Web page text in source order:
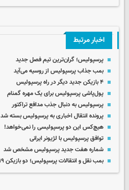
اخبار مرتبط
پرسپولیس؛ گران‌ترین تیم فصل جدید
بمب جذاب پرسپولیس از روسیه می‌آید
۴ بازیکن جدید دیگر در راه پرسپولیس
پول‌پاشی پرسپولیس برای یک مهره گمنام
پرسپولیس به دنبال جذب مدافع تراکتور
پرونده انتقال اخباری به پرسپولیس بسته شد
هیچ‌کس این دو پرسپولیسی را نمی‌خواهد!
توافق پرسپولیس با لژیونر ایرانی
شماره هفت جدید پرسپولیس مشخص شد
بمب نقل و انتقالات پرسپولیس؛ دو بازیکن ۱۹ و ۲۲ ساله!